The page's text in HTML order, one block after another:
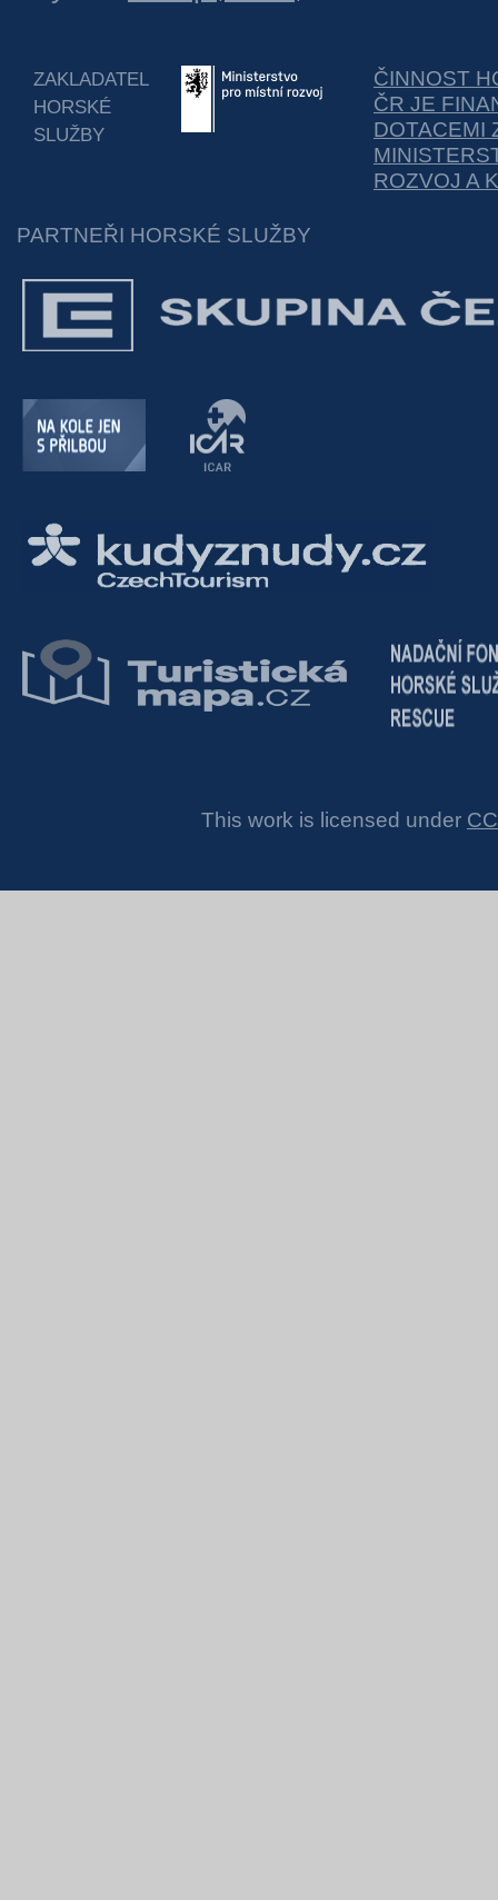
ZAKLADATEL
HORSKÉ
SLUŽBY
ČINNOST
ČR JE
DOTACEMI
ROZVOJ A
PARTNEŘI HORSKÉ SLUŽBY
This work is licensed under